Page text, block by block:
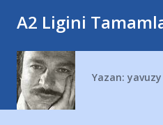
A2 Ligini
Yazan: yavuzy